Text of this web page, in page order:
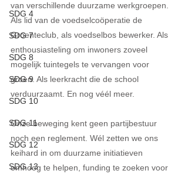
SDG 4
SDG 7
SDG 8
SDG 9
SDG 10
SDG 11
SDG 12
SDG 13
van verschillende duurzame werkgroepen.
Als lid van de voedselcoöperatie de
Groenteclub, als voedselbos bewerker. Als
enthousiasteling om inwoners zoveel
mogelijk tuintegels te vervangen voor
groen. Als leerkracht die de school
verduurzaamt. En nog véél meer.
Onze beweging kent geen partijbestuur
noch een reglement. Wél zetten we ons
keihard in om duurzame initiatieven
omhoog te helpen, funding te zoeken voor